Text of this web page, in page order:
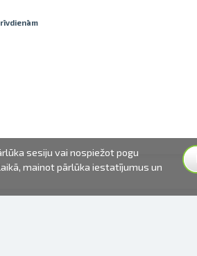
sesiju vai nospiežot pogu
mainot pārlūka iestatījumus un